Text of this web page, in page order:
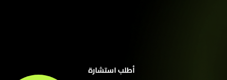
أطلب استشارة